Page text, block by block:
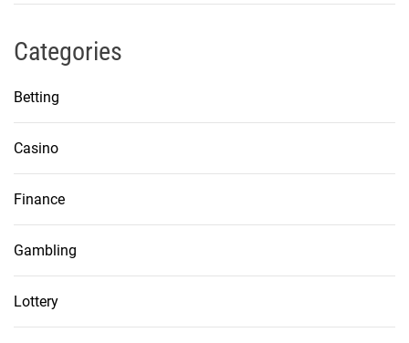
Categories
Betting
Casino
Finance
Gambling
Lottery